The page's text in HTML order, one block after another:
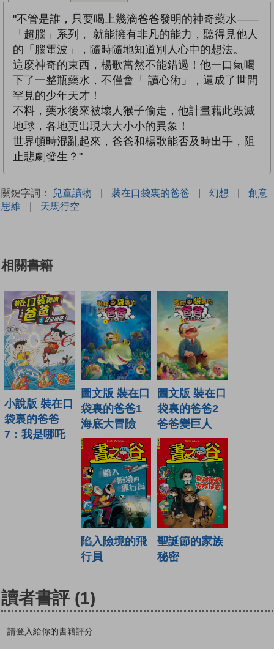
"不管是誰，只要喝上幾滴爸爸發明的神奇藥水——
「超腦」系列， 就能擁有非凡的能力，聽得見他人
的「腦電波」，隨時隨地知道別人心中的想法。
這麼神奇的東西，楊歌當然不能錯過！他一口氣喝
下了一整瓶藥水，不僅會「 讀心術」，還成了世間
罕見的少年天才！
不料，藥水後來被壞人猴子偷走，他計畫藉此毁滅
地球，各地更出現大大小小的異象！
世界頓時混亂起來，爸爸和楊歌能否及時出手，阻
止悲劇發生？"
關鍵字詞： 兒童讀物 | 裝在口袋裏的爸爸 | 幻想 |
創意
思維
| 天馬行空
相關書籍
小說版 裝在口
袋裏的爸爸
7：我是哪吒
圖文版 裝在口
袋裏的爸爸1
海底大冒險
圖文版 裝在口
袋裏的爸爸2
爸爸變巨人
陷入險境的飛
行員
聖誕節的家族
秘密
讀者書評 (1)
請登入給你的書籍評分